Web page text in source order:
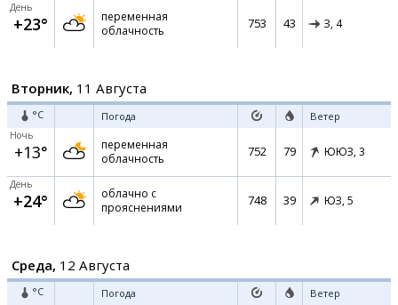
День
+23°
переменная
облачность
753 43 З, 4
Вторник, 11 Августа
°C Погода Ветер
Ночь
+13°
переменная
облачность
752 79 ЮЮЗ, 3
День
+24°
облачно с
прояснениями
748 39 ЮЗ, 5
Среда, 12 Августа
°C Погода Ветер